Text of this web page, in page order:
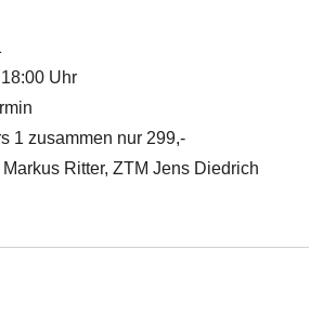
Uhr
1 zusammen nur 299,-
Ritter, ZTM Jens Diedrich